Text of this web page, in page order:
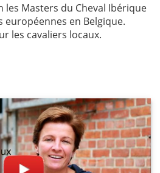
les Masters du Cheval Ibérique
en Belgique.
les cavaliers locaux.